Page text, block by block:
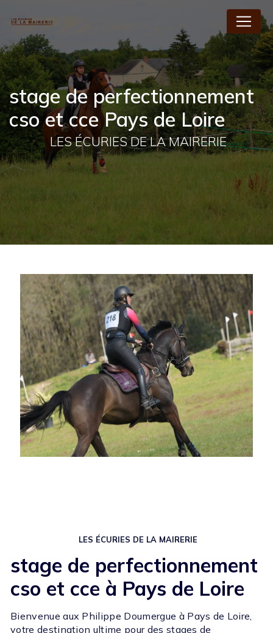
stage de perfectionnement
cso et cce Pays de Loire
LES ÉCURIES DE LA MAIRERIE
LES ÉCURIES DE LA MAIRERIE
stage de perfectionnement
cso et cce à Pays de Loire
Bienvenue aux Philippe Doumergue à Pays de Loire,
votre destination ultime pour des stages de